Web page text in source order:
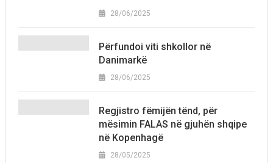
28/06/2025
Përfundoi viti shkollor në
Danimarkë
28/06/2025
Regjistro fëmijën tënd, për
mësimin FALAS në gjuhën shqipe
në Kopenhagë
28/05/2025